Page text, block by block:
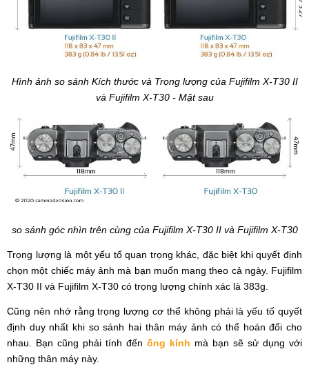
Hình ảnh so sánh Kích thước và Trọng lượng của Fujifilm X-T30 II
và Fujifilm X-T30 - Mặt sau
so sánh góc nhìn trên cùng của Fujifilm X-T30 II và Fujifilm X-T30
Trọng lượng là một yếu tố quan trọng khác, đặc biệt khi quyết định
chọn một chiếc máy ảnh mà bạn muốn mang theo cả ngày. Fujifilm
X-T30 II và Fujifilm X-T30 có trọng lượng chính xác là 383g.
Cũng nên nhớ rằng trọng lượng cơ thể không phải là yếu tố quyết
định duy nhất khi so sánh hai thân máy ảnh có thể hoán đổi cho
nhau. Bạn cũng phải tính đến ống kính mà bạn sẽ sử dụng với
những thân máy này.